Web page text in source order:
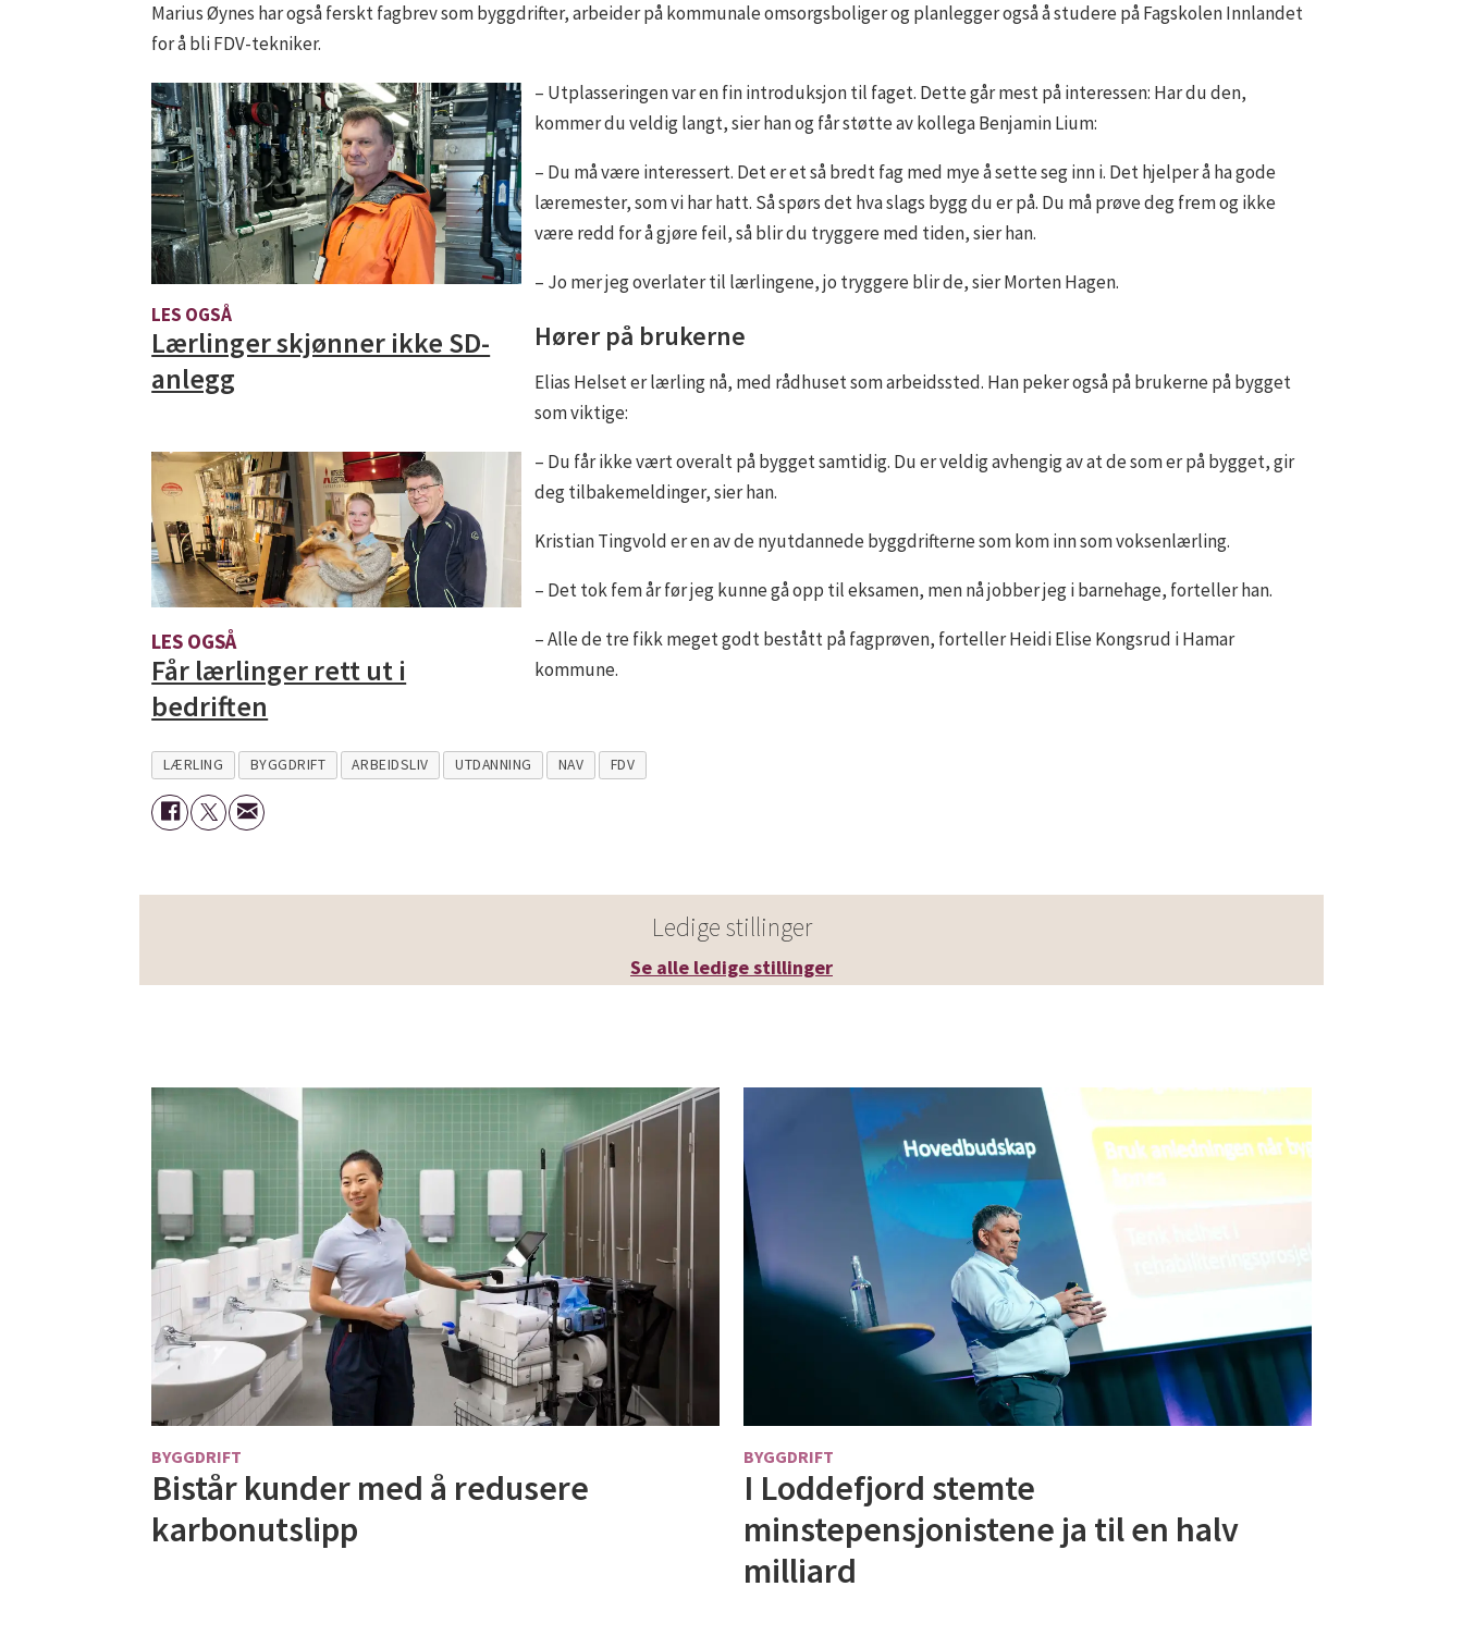
Marius Øynes har også ferskt fagbrev som byggdrifter, arbeider på kommunale omsorgsboliger og planlegger også å studere på Fagskolen Innlandet
for å bli FDV-tekniker.
LES OGSÅ
Lærlinger skjønner ikke SD-
anlegg
– Utplasseringen var en fin introduksjon til faget. Dette går mest på interessen: Har du den,
kommer du veldig langt, sier han og får støtte av kollega Benjamin Lium:
– Du må være interessert. Det er et så bredt fag med mye å sette seg inn i. Det hjelper å ha gode
læremester, som vi har hatt. Så spørs det hva slags bygg du er på. Du må prøve deg frem og ikke
være redd for å gjøre feil, så blir du tryggere med tiden, sier han.
– Jo mer jeg overlater til lærlingene, jo tryggere blir de, sier Morten Hagen.
Hører på brukerne
Elias Helset er lærling nå, med rådhuset som arbeidssted. Han peker også på brukerne på bygget
som viktige:
LES OGSÅ
Får lærlinger rett ut i
bedriften
– Du får ikke vært overalt på bygget samtidig. Du er veldig avhengig av at de som er på bygget, gir
deg tilbakemeldinger, sier han.
Kristian Tingvold er en av de nyutdannede byggdrifterne som kom inn som voksenlærling.
– Det tok fem år før jeg kunne gå opp til eksamen, men nå jobber jeg i barnehage, forteller han.
– Alle de tre fikk meget godt bestått på fagprøven, forteller Heidi Elise Kongsrud i Hamar
kommune.
LÆRLING BYGGDRIFT ARBEIDSLIV UTDANNING NAV FDV
Ledige stillinger
Se alle ledige stillinger
BYGGDRIFT
Bistår kunder med å redusere
karbonutslipp
BYGGDRIFT
I Loddefjord stemte
minstepensjonistene ja til en halv
milliard